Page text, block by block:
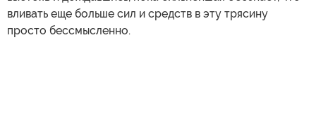
вливать еще больше сил и средств в эту трясину
просто бессмысленно.